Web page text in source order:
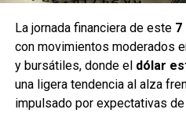
natural de insectos , lo que
fundamentales para la salud
bienestar de las comunidades.
La jornada financiera de este 7
con movimientos moderados
y bursátiles, donde el dólar
una ligera tendencia al alza
impulsado por expectativas